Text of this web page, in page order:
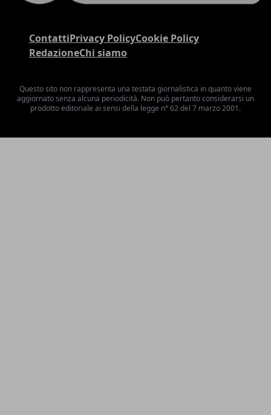
ContattiPrivacy PolicyCookie Policy
RedazioneChi siamo
Questo sito non rappresenta una testata giornalistica in quanto viene
aggiornato senza alcuna periodicità. Non può pertanto considerarsi un
prodotto editoriale ai sensi della legge n° 62 del 7 marzo 2001.